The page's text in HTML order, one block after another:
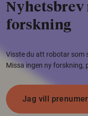
Nyhetsbrev
forskning
Visste du att robotar som
Missa ingen ny forskning,
Jag vill